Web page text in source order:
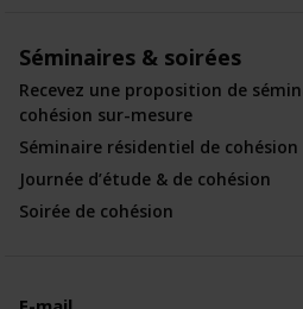
Séminaires & soirées
Recevez une proposition de
cohésion sur-mesure
Séminaire résidentiel de cohésion
Journée d’étude & de cohésion
Soirée de cohésion